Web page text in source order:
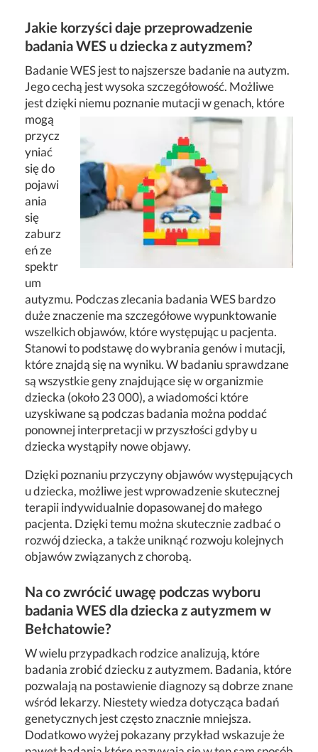
Jakie korzyści daje przeprowadzenie
badania WES u dziecka z autyzmem?
Badanie WES jest to najszersze badanie na autyzm.
Jego cechą jest wysoka szczegółowość. Możliwe
jest dzięki niemu poznanie mutacji w genach, które
mogą
przycz
yniać
się do
pojawi
ania
się
zaburz
eń ze
spektr
um
autyzmu. Podczas zlecania badania WES bardzo
duże znaczenie ma szczegółowe wypunktowanie
wszelkich objawów, które występując u pacjenta.
Stanowi to podstawę do wybrania genów i mutacji,
które znajdą się na wyniku. W badaniu sprawdzane
są wszystkie geny znajdujące się w organizmie
dziecka (około 23 000), a wiadomości które
uzyskiwane są podczas badania można poddać
ponownej interpretacji w przyszłości gdyby u
dziecka wystąpiły nowe objawy.
Dzięki poznaniu przyczyny objawów występujących
u dziecka, możliwe jest wprowadzenie skutecznej
terapii indywidualnie dopasowanej do małego
pacjenta. Dzięki temu można skutecznie zadbać o
rozwój dziecka, a także uniknąć rozwoju kolejnych
objawów związanych z chorobą.
Na co zwrócić uwagę podczas wyboru
badania WES dla dziecka z autyzmem w
Bełchatowie?
W wielu przypadkach rodzice analizują, które
badania zrobić dziecku z autyzmem. Badania, które
pozwalają na postawienie diagnozy są dobrze znane
wśród lekarzy. Niestety wiedza dotycząca badań
genetycznych jest często znacznie mniejsza.
Dodatkowo wyżej pokazany przykład wskazuje że